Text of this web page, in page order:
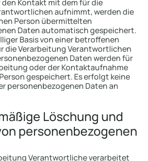
Kontakt mit dem für die
aufnimmt, werden die
Person übermittelten
Daten automatisch gespeichert.
Basis von einer betroffenen
die Verarbeitung Verantwortlichen
Daten werden für
oder der Kontaktaufnahme
gespeichert. Es erfolgt keine
personenbezogenen Daten an
Löschung und
personenbezogenen
Verantwortliche verarbeitet